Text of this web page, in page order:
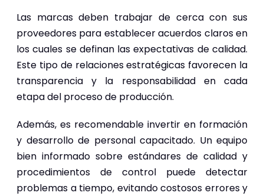
Las marcas deben trabajar de cerca con sus
proveedores para establecer acuerdos claros en
los cuales se definan las expectativas de calidad.
Este tipo de relaciones estratégicas favorecen la
transparencia y la responsabilidad en cada
etapa del proceso de producción.
Además, es recomendable invertir en formación
y desarrollo de personal capacitado. Un equipo
bien informado sobre estándares de calidad y
procedimientos de control puede detectar
problemas a tiempo, evitando costosos errores y